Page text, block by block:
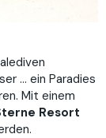
… ein Paradies
Mit einem
Resort